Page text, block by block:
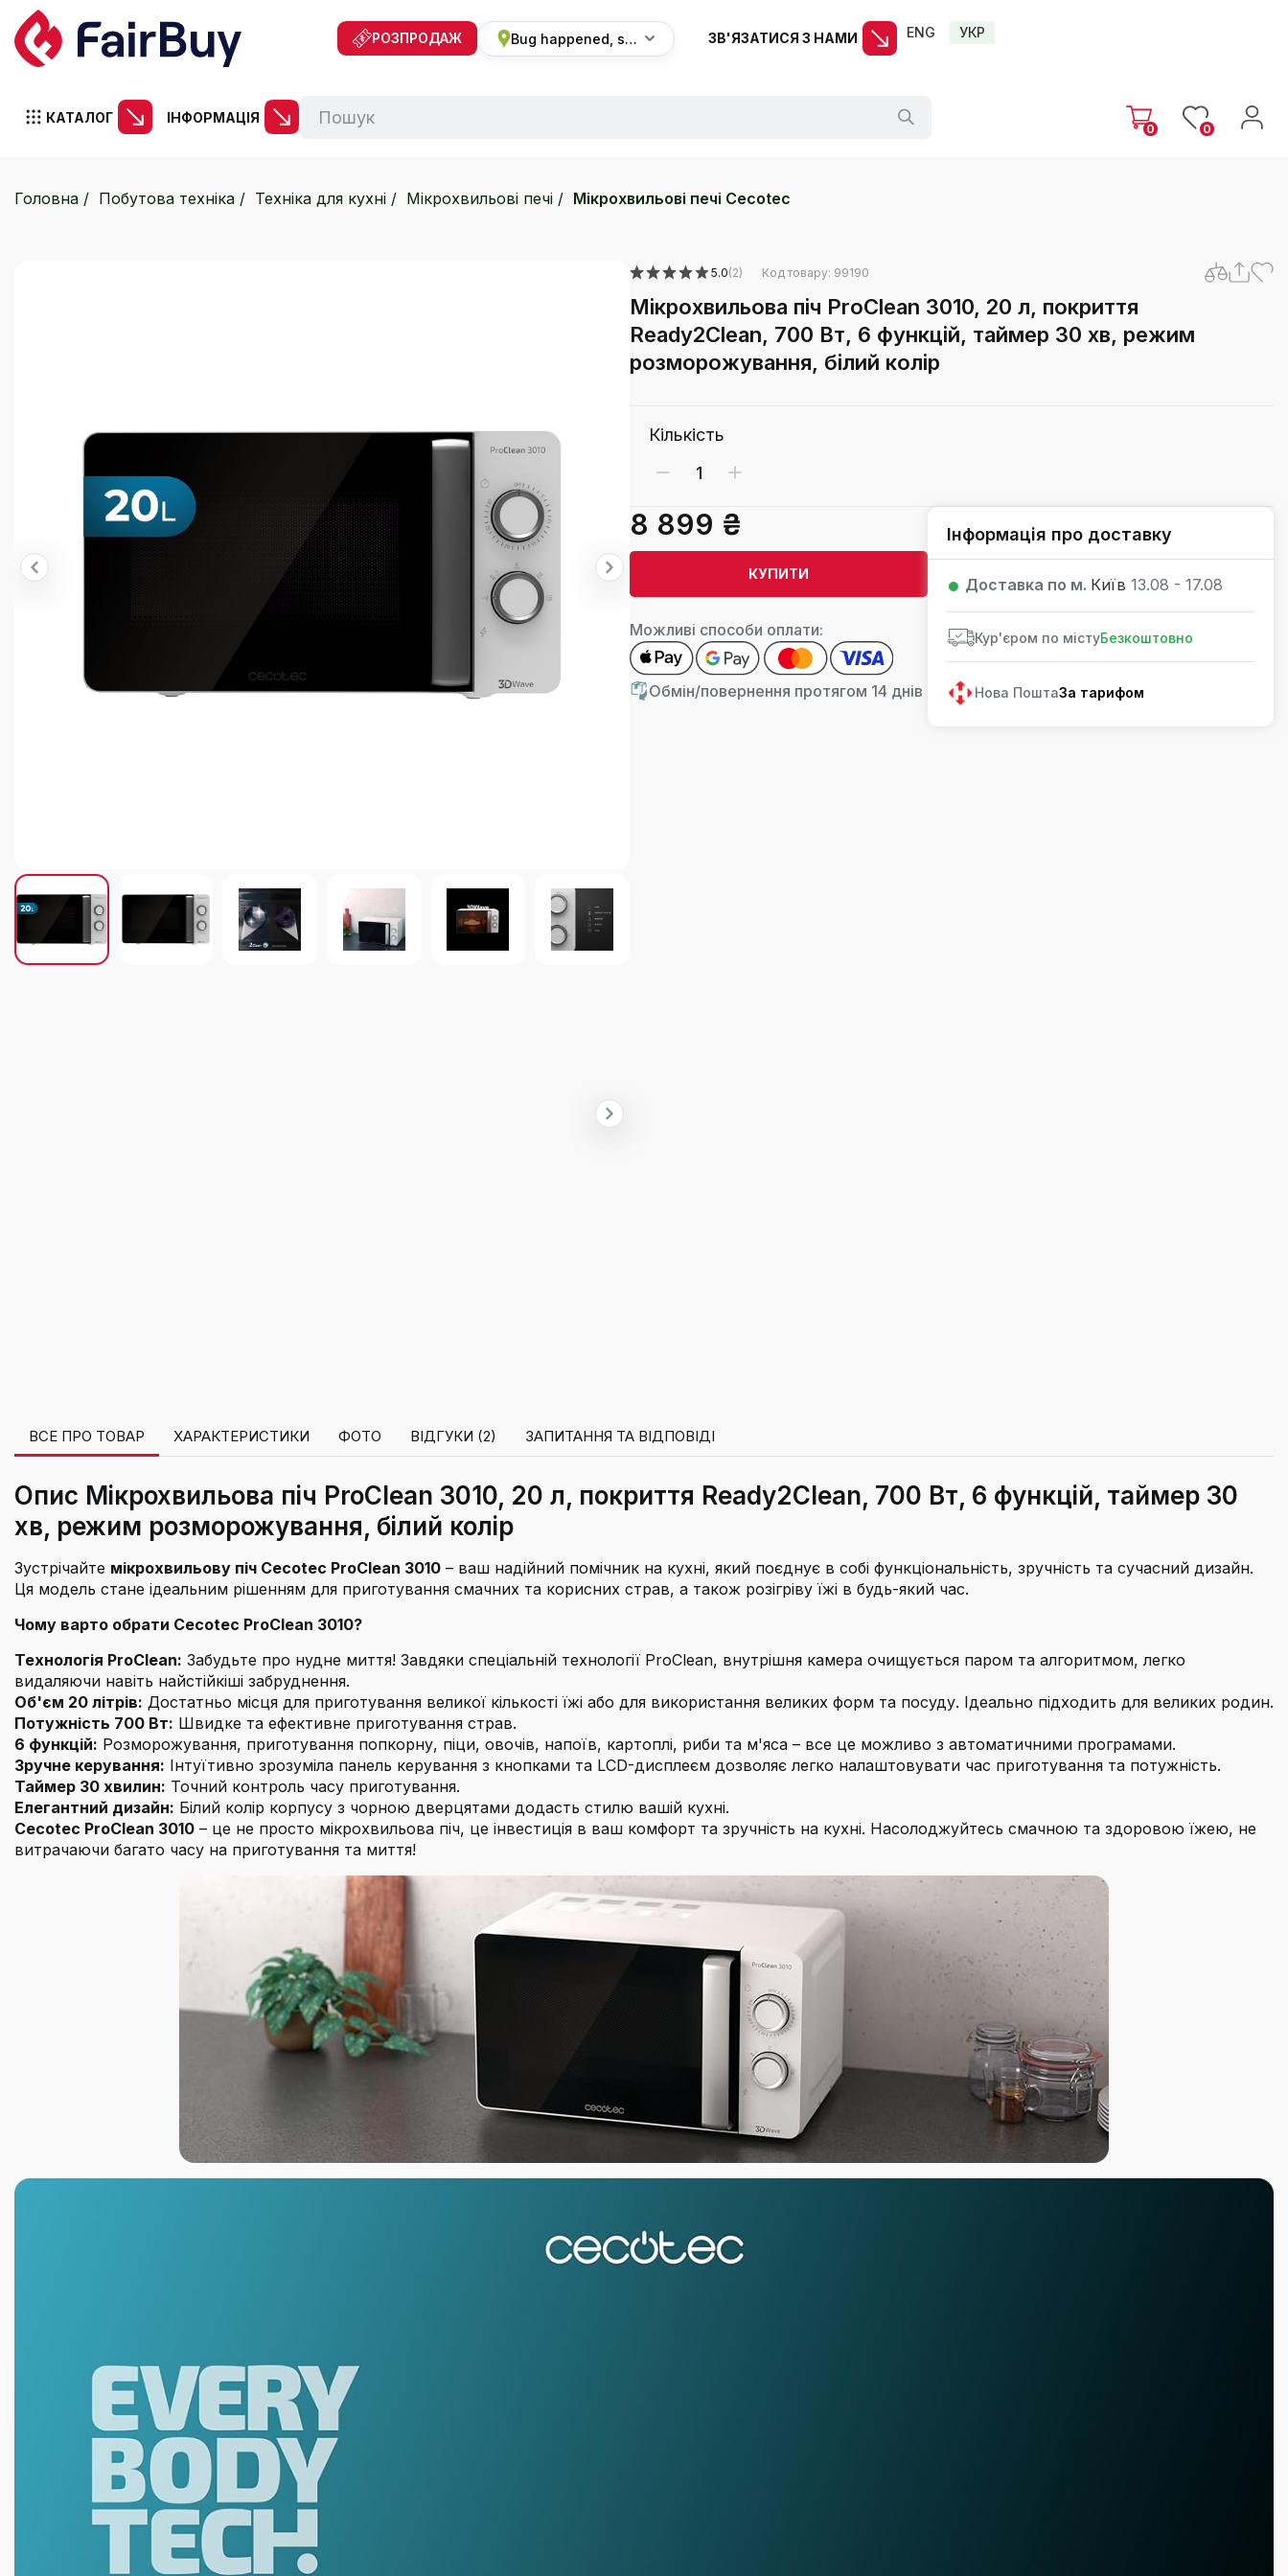
РОЗПРОДАЖ Bug happened, sorry ЗВ'ЯЗАТИСЯ З НАМИ ENG УКР
КАТАЛОГ ІНФОРМАЦІЯ
0 0
Головна Побутова техніка Техніка для кухні Мікрохвильові печі Мікрохвильові печі Cecotec
5.0(2) Код товару: 99190
Мікрохвильова піч ProClean 3010, 20 л, покриття
Ready2Clean, 700 Вт, 6 функцій, таймер 30 хв, режим
розморожування, білий колір
Кількість
8 899 ₴
КУПИТИ
Можливі способи оплати:
Обмін/повернення протягом 14 днів
Інформація про доставку
Доставка по м. Київ 13.08 - 17.08
Кур'єром по містуБезкоштовно
Нова ПоштаЗа тарифом
ВСЕ ПРО ТОВАР ХАРАКТЕРИСТИКИ ФОТО ВІДГУКИ (2) ЗАПИТАННЯ ТА ВІДПОВІДІ
Опис Мікрохвильова піч ProClean 3010, 20 л, покриття Ready2Clean, 700 Вт, 6 функцій, таймер 30
хв, режим розморожування, білий колір
Зустрічайте мікрохвильову піч Cecotec ProClean 3010 – ваш надійний помічник на кухні, який поєднує в собі функціональність, зручність та сучасний дизайн.
Ця модель стане ідеальним рішенням для приготування смачних та корисних страв, а також розігріву їжі в будь-який час.
Чому варто обрати Cecotec ProClean 3010?
Технологія ProClean: Забудьте про нудне миття! Завдяки спеціальній технології ProClean, внутрішня камера очищується паром та алгоритмом, легко
видаляючи навіть найстійкіші забруднення.
Об'єм 20 літрів: Достатньо місця для приготування великої кількості їжі або для використання великих форм та посуду. Ідеально підходить для великих родин.
Потужність 700 Вт: Швидке та ефективне приготування страв.
6 функцій: Розморожування, приготування попкорну, піци, овочів, напоїв, картоплі, риби та м'яса – все це можливо з автоматичними програмами.
Зручне керування: Інтуїтивно зрозуміла панель керування з кнопками та LCD-дисплеєм дозволяє легко налаштовувати час приготування та потужність.
Таймер 30 хвилин: Точний контроль часу приготування.
Елегантний дизайн: Білий колір корпусу з чорною дверцятами додасть стилю вашій кухні.
Cecotec ProClean 3010 – це не просто мікрохвильова піч, це інвестиція в ваш комфорт та зручність на кухні. Насолоджуйтесь смачною та здоровою їжею, не
витрачаючи багато часу на приготування та миття!